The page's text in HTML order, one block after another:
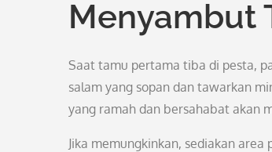
Menyambut
Saat tamu pertama tiba di pesta,
salam yang sopan dan tawarkan
yang ramah dan bersahabat akan
Jika memungkinkan, sediakan